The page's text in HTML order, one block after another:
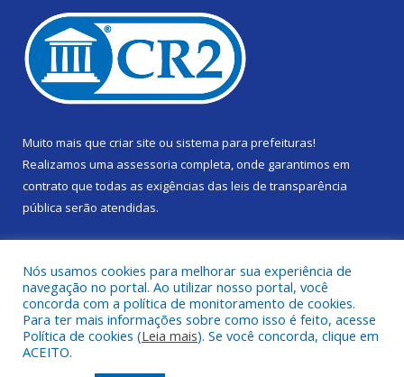
Muito mais que criar site ou sistema para prefeituras!
Realizamos uma assessoria completa, onde garantimos em
contrato que todas as exigências das leis de transparência
pública serão atendidas.
Todos os direitos reservados a Câmara Municipal de Gurupá.
Nós usamos cookies para melhorar sua experiência de
navegação no portal. Ao utilizar nosso portal, você
concorda com a política de monitoramento de cookies.
Para ter mais informações sobre como isso é feito, acesse
Política de cookies (Leia mais). Se você concorda, clique em
ACEITO.